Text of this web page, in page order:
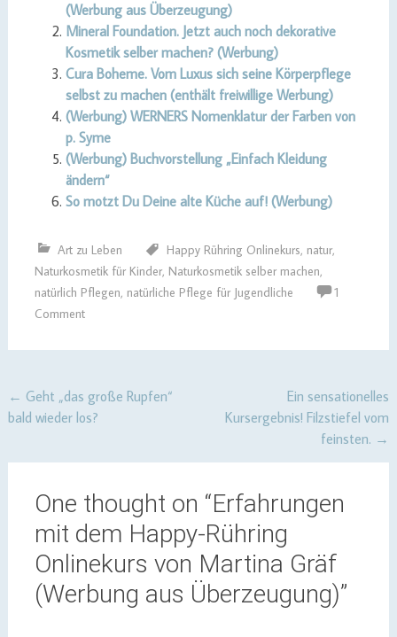
(Werbung aus Überzeugung)
Mineral Foundation. Jetzt auch noch dekorative
Kosmetik selber machen? (Werbung)
Cura Boheme. Vom Luxus sich seine Körperpflege
selbst zu machen (enthält freiwillige Werbung)
(Werbung) WERNERS Nomenklatur der Farben von
p. Syme
(Werbung) Buchvorstellung „Einfach Kleidung
ändern“
So motzt Du Deine alte Küche auf! (Werbung)
Art zu Leben Happy Rühring Onlinekurs, natur,
Naturkosmetik für Kinder, Naturkosmetik selber machen,
natürlich Pflegen, natürliche Pflege für Jugendliche
1
Comment
Post
navigation
← Geht „das große Rupfen“
bald wieder los?
Ein sensationelles
Kursergebnis! Filzstiefel vom
feinsten. →
One thought on “Erfahrungen
mit dem Happy-Rühring
Onlinekurs von Martina Gräf
(Werbung aus Überzeugung)”